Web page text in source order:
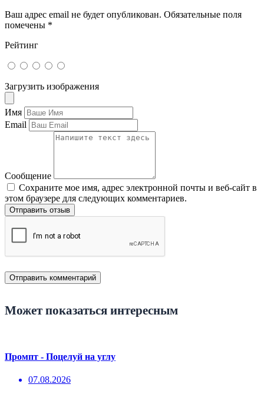
Ваш адрес email не будет опубликован. Обязательные поля
помечены *
Рейтинг
Загрузить изображения
Имя
Email
Сообщение
Сохраните мое имя, адрес электронной почты и веб-сайт в
этом браузере для следующих комментариев.
Отправить отзыв
Может показаться интересным
Промпт - Поцелуй на углу
07.08.2026